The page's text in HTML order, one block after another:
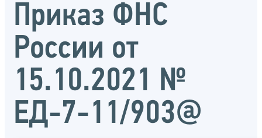
Приказ ФНС
России от
15.10.2021 №
ЕД-7-11/903@